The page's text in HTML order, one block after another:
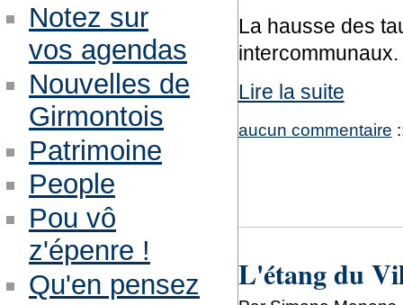
La hausse des
intercommunaux.
Lire la suite
aucun commentaire
L'étang du
Notez sur
vos agendas
Nouvelles de
Girmontois
Patrimoine
People
Pou vô
z'épenre !
Qu'en pensez